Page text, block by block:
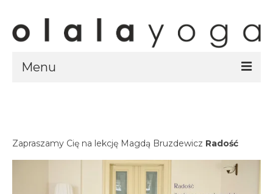
Menu
kursy
ubrania olalayoga
Olala Studio
Zapraszamy Cię na lekcję Magdą Bruzdewicz Radość